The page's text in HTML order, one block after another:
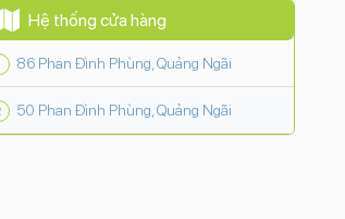
Hệ thống cửa hàng
86 Phan Đình Phùng, Quảng Ngãi
50 Phan Đình Phùng, Quảng Ngãi